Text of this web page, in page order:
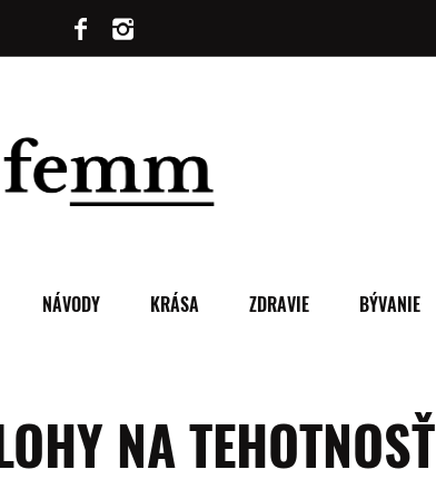
NÁVODY KRÁSA ZDRAVIE BÝVANIE
NA TEHOTNOSŤ